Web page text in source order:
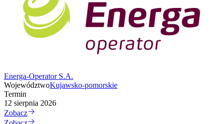
Energa-Operator S.A.
WojewództwoKujawsko-pomorskie
Termin
12 sierpnia 2026
Zobacz